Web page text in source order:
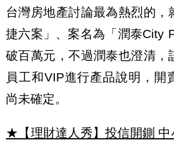
台灣房地產討論最為熱烈的，
捷六案」、案名為「潤泰City
破百萬元，不過潤泰也澄清，
員工和VIP進行產品說明，開
尚未確定。
★【理財達人秀】投信開鍘 中